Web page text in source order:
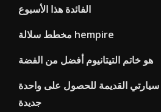
الفائدة هذا الأسبوع
مخطط سلالة hempire
هو خاتم التيتانيوم أفضل من الفضة
سيارتي القديمة للحصول على واحدة
جديدة